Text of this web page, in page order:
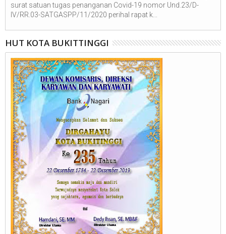
surat satuan tugas penanganan Covid-19 nomor Und.23/D-
IV/RR.03-SATGASPP/11/2020 perihal rapat k...
HUT KOTA BUKITTINGGI